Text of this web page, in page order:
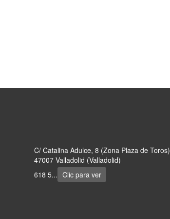
C/ Catalina Adulce, 8 (Zona Plaza de Toros)
47007 Valladolid (Valladolid)
618 5... Clic para ver